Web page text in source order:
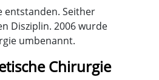
entstanden. Seither
Disziplin. 2006 wurde
umbenannt.
Chirurgie